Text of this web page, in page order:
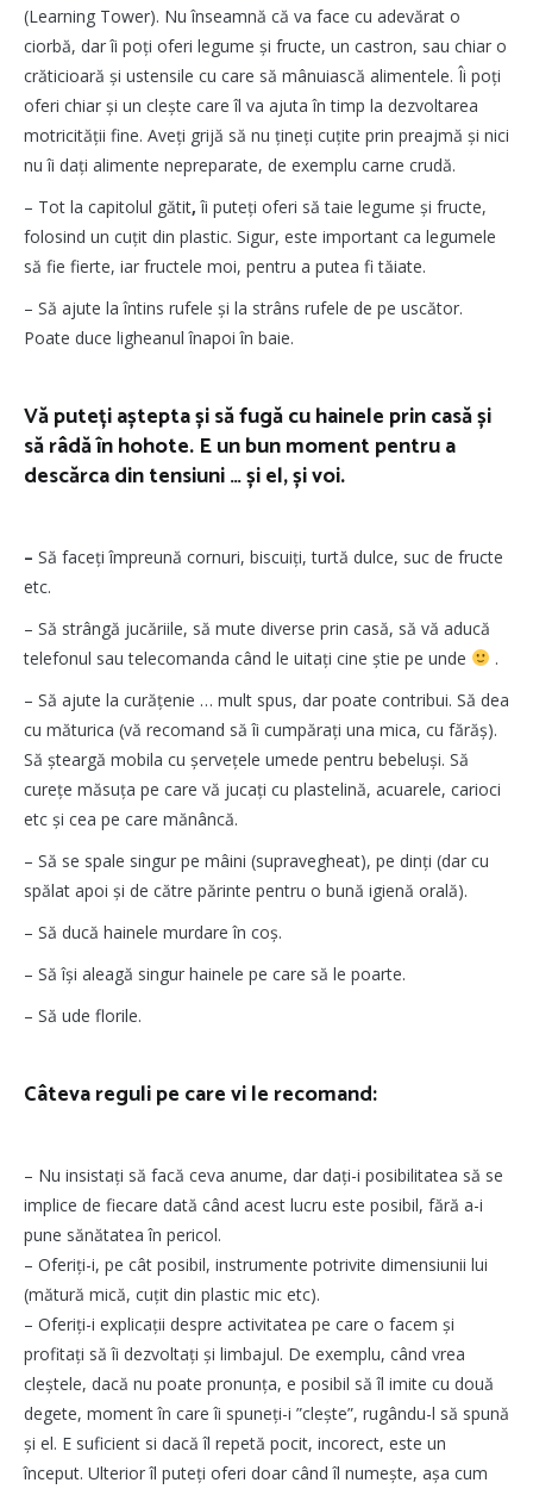
(Learning Tower). Nu înseamnă că va face cu adevărat o
ciorbă, dar îi poți oferi legume și fructe, un castron, sau chiar o
crăticioară și ustensile cu care să mânuiască alimentele. Îi poți
oferi chiar și un clește care îl va ajuta în timp la dezvoltarea
motricității fine. Aveți grijă să nu țineți cuțite prin preajmă și nici
nu îi dați alimente nepreparate, de exemplu carne crudă.
– Tot la capitolul gătit, îi puteți oferi să taie legume și fructe,
folosind un cuțit din plastic. Sigur, este important ca legumele
să fie fierte, iar fructele moi, pentru a putea fi tăiate.
– Să ajute la întins rufele și la strâns rufele de pe uscător.
Poate duce ligheanul înapoi în baie.
Vă puteți aștepta și să fugă cu hainele prin casă și
să râdă în hohote. E un bun moment pentru a
descărca din tensiuni … și el, și voi.
– Să faceți împreună cornuri, biscuiți, turtă dulce, suc de fructe
etc.
– Să strângă jucăriile, să mute diverse prin casă, să vă aducă
telefonul sau telecomanda când le uitați cine știe pe unde
.
– Să ajute la curățenie … mult spus, dar poate contribui. Să dea
cu măturica (vă recomand să îi cumpărați una mica, cu fărăș).
Să șteargă mobila cu șervețele umede pentru bebeluși. Să
curețe măsuța pe care vă jucați cu plastelină, acuarele, carioci
etc și cea pe care mănâncă.
– Să se spale singur pe mâini (supravegheat), pe dinți (dar cu
spălat apoi și de către părinte pentru o bună igienă orală).
– Să ducă hainele murdare în coș.
– Să își aleagă singur hainele pe care să le poarte.
– Să ude florile.
Câteva reguli pe care vi le recomand:
– Nu insistați să facă ceva anume, dar dați-i posibilitatea să se
implice de fiecare dată când acest lucru este posibil, fără a-i
pune sănătatea în pericol.
– Oferiți-i, pe cât posibil, instrumente potrivite dimensiunii lui
(mătură mică, cuțit din plastic mic etc).
– Oferiți-i explicații despre activitatea pe care o facem și
profitați să îi dezvoltați și limbajul. De exemplu, când vrea
cleștele, dacă nu poate pronunța, e posibil să îl imite cu două
degete, moment în care îi spuneți-i ”clește”, rugându-l să spună
și el. E suficient si dacă îl repetă pocit, incorect, este un
început. Ulterior îl puteți oferi doar când îl numește, așa cum